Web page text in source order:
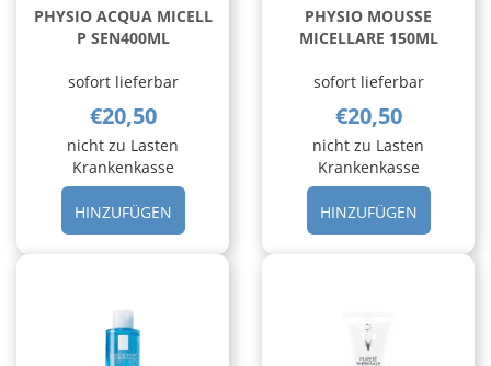
PHYSIO ACQUA MICELL
P SEN400ML
sofort lieferbar
€20,50
nicht zu Lasten
Krankenkasse
HINZUFÜGENHINZUFÜGEN PHYSIO
ACQUA
MICELL
PHYSIO MOUSSE
MICELLARE 150ML
sofort lieferbar
€20,50
nicht zu Lasten
Krankenkasse
HINZUFÜGEN
MOUSSE